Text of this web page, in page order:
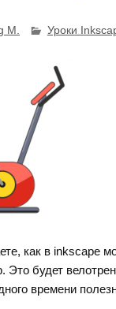
M. Уроки
как в inkscape
Это будет
времени